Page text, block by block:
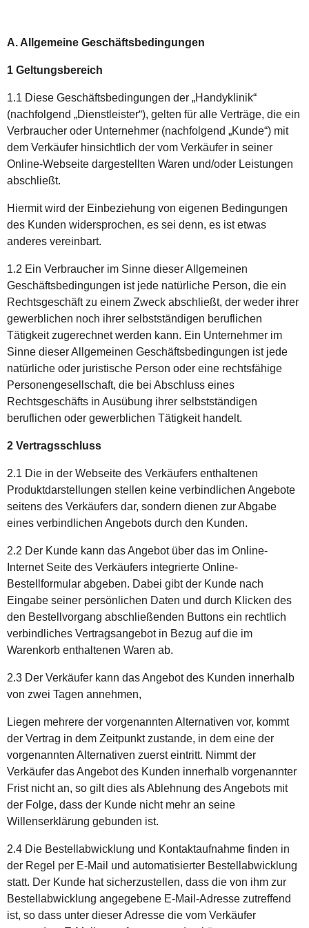
A. Allgemeine Geschäftsbedingungen
1 Geltungsbereich
1.1 Diese Geschäftsbedingungen der „Handyklinik“
(nachfolgend „Dienstleister“), gelten für alle Verträge, die ein
Verbraucher oder Unternehmer (nachfolgend „Kunde“) mit
dem Verkäufer hinsichtlich der vom Verkäufer in seiner
Online-Webseite dargestellten Waren und/oder Leistungen
abschließt.
Hiermit wird der Einbeziehung von eigenen Bedingungen
des Kunden widersprochen, es sei denn, es ist etwas
anderes vereinbart.
1.2 Ein Verbraucher im Sinne dieser Allgemeinen
Geschäftsbedingungen ist jede natürliche Person, die ein
Rechtsgeschäft zu einem Zweck abschließt, der weder ihrer
gewerblichen noch ihrer selbstständigen beruflichen
Tätigkeit zugerechnet werden kann. Ein Unternehmer im
Sinne dieser Allgemeinen Geschäftsbedingungen ist jede
natürliche oder juristische Person oder eine rechtsfähige
Personengesellschaft, die bei Abschluss eines
Rechtsgeschäfts in Ausübung ihrer selbstständigen
beruflichen oder gewerblichen Tätigkeit handelt.
2 Vertragsschluss
2.1 Die in der Webseite des Verkäufers enthaltenen
Produktdarstellungen stellen keine verbindlichen Angebote
seitens des Verkäufers dar, sondern dienen zur Abgabe
eines verbindlichen Angebots durch den Kunden.
2.2 Der Kunde kann das Angebot über das im Online-
Internet Seite des Verkäufers integrierte Online-
Bestellformular abgeben. Dabei gibt der Kunde nach
Eingabe seiner persönlichen Daten und durch Klicken des
den Bestellvorgang abschließenden Buttons ein rechtlich
verbindliches Vertragsangebot in Bezug auf die im
Warenkorb enthaltenen Waren ab.
2.3 Der Verkäufer kann das Angebot des Kunden innerhalb
von zwei Tagen annehmen,
Liegen mehrere der vorgenannten Alternativen vor, kommt
der Vertrag in dem Zeitpunkt zustande, in dem eine der
vorgenannten Alternativen zuerst eintritt. Nimmt der
Verkäufer das Angebot des Kunden innerhalb vorgenannter
Frist nicht an, so gilt dies als Ablehnung des Angebots mit
der Folge, dass der Kunde nicht mehr an seine
Willenserklärung gebunden ist.
2.4 Die Bestellabwicklung und Kontaktaufnahme finden in
der Regel per E-Mail und automatisierter Bestellabwicklung
statt. Der Kunde hat sicherzustellen, dass die von ihm zur
Bestellabwicklung angegebene E-Mail-Adresse zutreffend
ist, so dass unter dieser Adresse die vom Verkäufer